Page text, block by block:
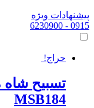
پیشنهادات ویژه
0915
- 6230900
حراج!
MSB184